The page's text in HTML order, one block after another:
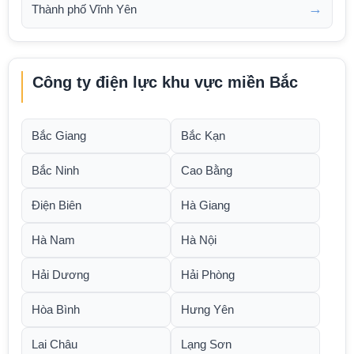
Thành phố Vĩnh Yên →
Công ty điện lực khu vực miền Bắc
Bắc Giang Bắc Kạn
Bắc Ninh Cao Bằng
Điện Biên Hà Giang
Hà Nam Hà Nội
Hải Dương Hải Phòng
Hòa Bình Hưng Yên
Lai Châu Lạng Sơn